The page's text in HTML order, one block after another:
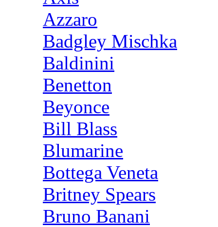
Azzaro
Badgley Mischka
Baldinini
Benetton
Beyonce
Bill Blass
Blumarine
Bottega Veneta
Britney Spears
Bruno Banani